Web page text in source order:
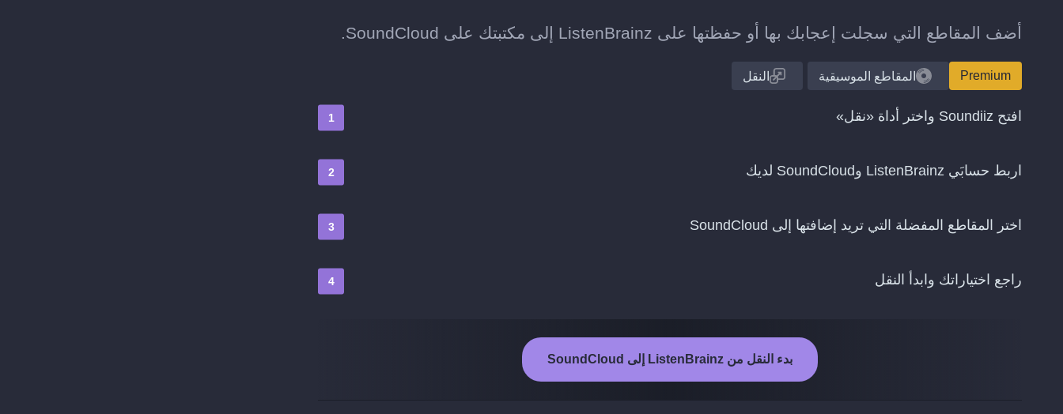
أضف المقاطع التي سجلت إعجابك بها أو حفظتها على ListenBrainz إلى مكتبتك على SoundCloud.
Premium المقاطع الموسيقية النقل
افتح Soundiiz واختر أداة «نقل»
اربط حسابَي ListenBrainz وSoundCloud لديك
اختر المقاطع المفضلة التي تريد إضافتها إلى SoundCloud
راجع اختياراتك وابدأ النقل
بدء النقل من ListenBrainz إلى SoundCloud